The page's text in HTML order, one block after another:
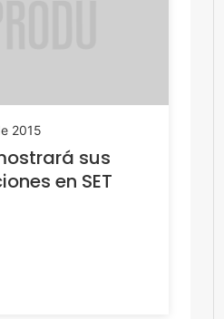
2015
sus
en SET